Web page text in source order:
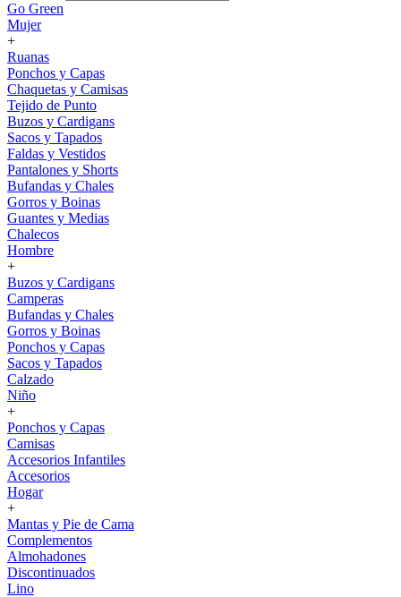
Go Green
Mujer
+
Ruanas
Ponchos y Capas
Chaquetas y Camisas
Tejido de Punto
Buzos y Cardigans
Sacos y Tapados
Faldas y Vestidos
Pantalones y Shorts
Bufandas y Chales
Gorros y Boinas
Guantes y Medias
Chalecos
Hombre
+
Buzos y Cardigans
Camperas
Bufandas y Chales
Gorros y Boinas
Ponchos y Capas
Sacos y Tapados
Calzado
Niño
+
Ponchos y Capas
Camisas
Accesorios Infantiles
Accesorios
Hogar
+
Mantas y Pie de Cama
Complementos
Almohadones
Discontinuados
Lino